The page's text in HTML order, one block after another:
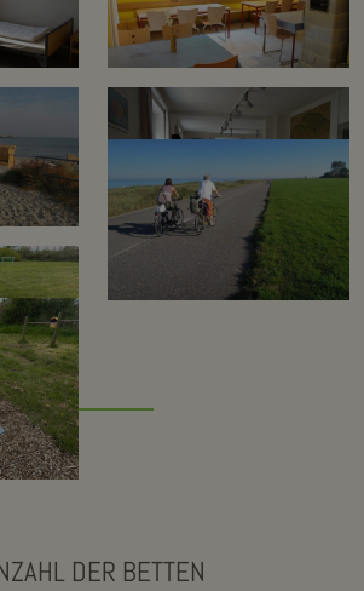
DER BETTEN